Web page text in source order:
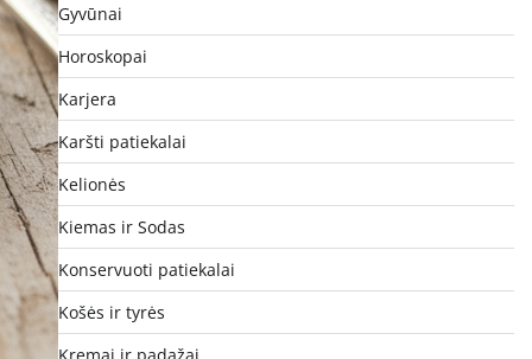
Gyvūnai
Horoskopai
Karjera
Karšti patiekalai
Kelionės
Kiemas ir Sodas
Konservuoti patiekalai
Košės ir tyrės